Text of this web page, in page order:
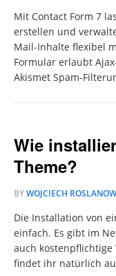
Mit Contact Form 7
erstellen und
Mail-Inhalte flexibel
Formular erlaubt
Akismet Spam-
Wie
Theme?
BYWOJCIECH
Die Installation von
einfach. Es gibt im
auch kostenpflichtige
findet ihr natürlich